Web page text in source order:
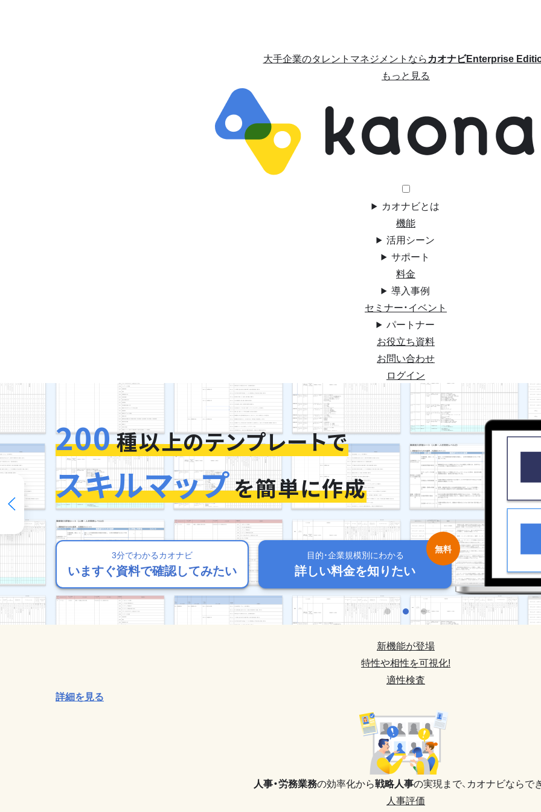
大手企業のタレントマネジメントならカオナビEnterprise
もっと見る
カオナビとは
機能
活用シーン
サポート
料金
導入事例
セミナー・イベント
パートナー
お役立ち資料
お問い合わせ
ログイン
3分でわかるカオナビ
いますぐ資料で確認してみたい
目的・企業規模別にわかる
詳しい料金を知りたい
3分でわかるカオナビ
いますぐ資料で確認してみたい
目的・企業規模別にわかる
詳しい料金を知りたい
200種以上のテンプレートで
スキルマップを簡単に作成
3分でわかるカオナビ
いますぐ資料で確認してみたい
目的・企業規模別にわかる
詳しい料金を知りたい
3分でわかるカオナビ
いますぐ資料で確認してみたい
目的・企業規模別にわかる
詳しい料金を知りたい
3分でわかるカオナビ
いますぐ資料で確認してみたい
目的・企業規模別にわかる
詳しい料金を知りたい
新機能が登場
特性や相性を可視化!
適性検査
詳細を見る
人事・労務業務の効率化から戦略人事の実現まで、 カオナビならで
人事評価